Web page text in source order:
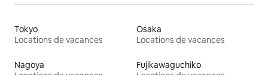
Tokyo
Locations de vacances
Osaka
Locations de vacances
Nagoya
Fujikawaguchiko